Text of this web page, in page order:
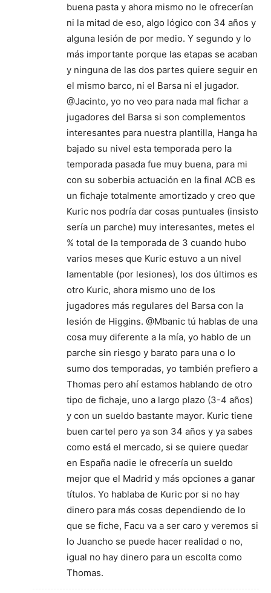
buena pasta y ahora mismo no le ofrecerían
ni la mitad de eso, algo lógico con 34 años y
alguna lesión de por medio. Y segundo y lo
más importante porque las etapas se acaban
y ninguna de las dos partes quiere seguir en
el mismo barco, ni el Barsa ni el jugador.
@Jacinto, yo no veo para nada mal fichar a
jugadores del Barsa si son complementos
interesantes para nuestra plantilla, Hanga ha
bajado su nivel esta temporada pero la
temporada pasada fue muy buena, para mi
con su soberbia actuación en la final ACB es
un fichaje totalmente amortizado y creo que
Kuric nos podría dar cosas puntuales (insisto
sería un parche) muy interesantes, metes el
% total de la temporada de 3 cuando hubo
varios meses que Kuric estuvo a un nivel
lamentable (por lesiones), los dos últimos es
otro Kuric, ahora mismo uno de los
jugadores más regulares del Barsa con la
lesión de Higgins. @Mbanic tú hablas de una
cosa muy diferente a la mía, yo hablo de un
parche sin riesgo y barato para una o lo
sumo dos temporadas, yo también prefiero a
Thomas pero ahí estamos hablando de otro
tipo de fichaje, uno a largo plazo (3-4 años)
y con un sueldo bastante mayor. Kuric tiene
buen cartel pero ya son 34 años y ya sabes
como está el mercado, si se quiere quedar
en España nadie le ofrecería un sueldo
mejor que el Madrid y más opciones a ganar
títulos. Yo hablaba de Kuric por si no hay
dinero para más cosas dependiendo de lo
que se fiche, Facu va a ser caro y veremos si
lo Juancho se puede hacer realidad o no,
igual no hay dinero para un escolta como
Thomas.